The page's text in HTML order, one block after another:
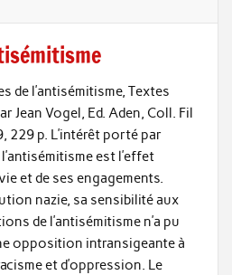
de l’antisémitisme, Textes
Jean Vogel, Ed. Aden, Coll. Fil
229 p. L’intérêt porté par
l’antisémitisme est l’effet
et de ses engagements.
nazie, sa sensibilité aux
de l’antisémitisme n’a pu
opposition intransigeante à
et d’oppression. Le